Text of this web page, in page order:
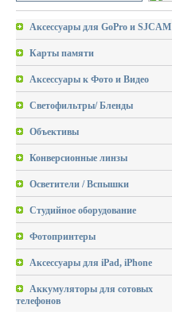
Аксессуары для GoPro и SJCAM
Карты памяти
Аксессуары к Фото и Видео
Светофильтры/ Бленды
Объективы
Конверсионные линзы
Осветители / Вспышки
Студийное оборудование
Фотопринтеры
Аксессуары для iPad, iPhone
Аккумуляторы для сотовых
телефонов